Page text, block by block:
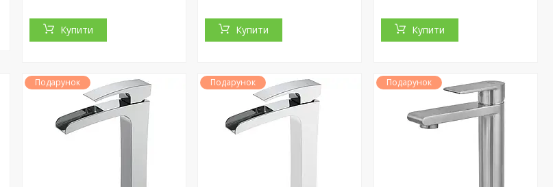
Купити Купити Купити
Подарунок Подарунок Подарунок